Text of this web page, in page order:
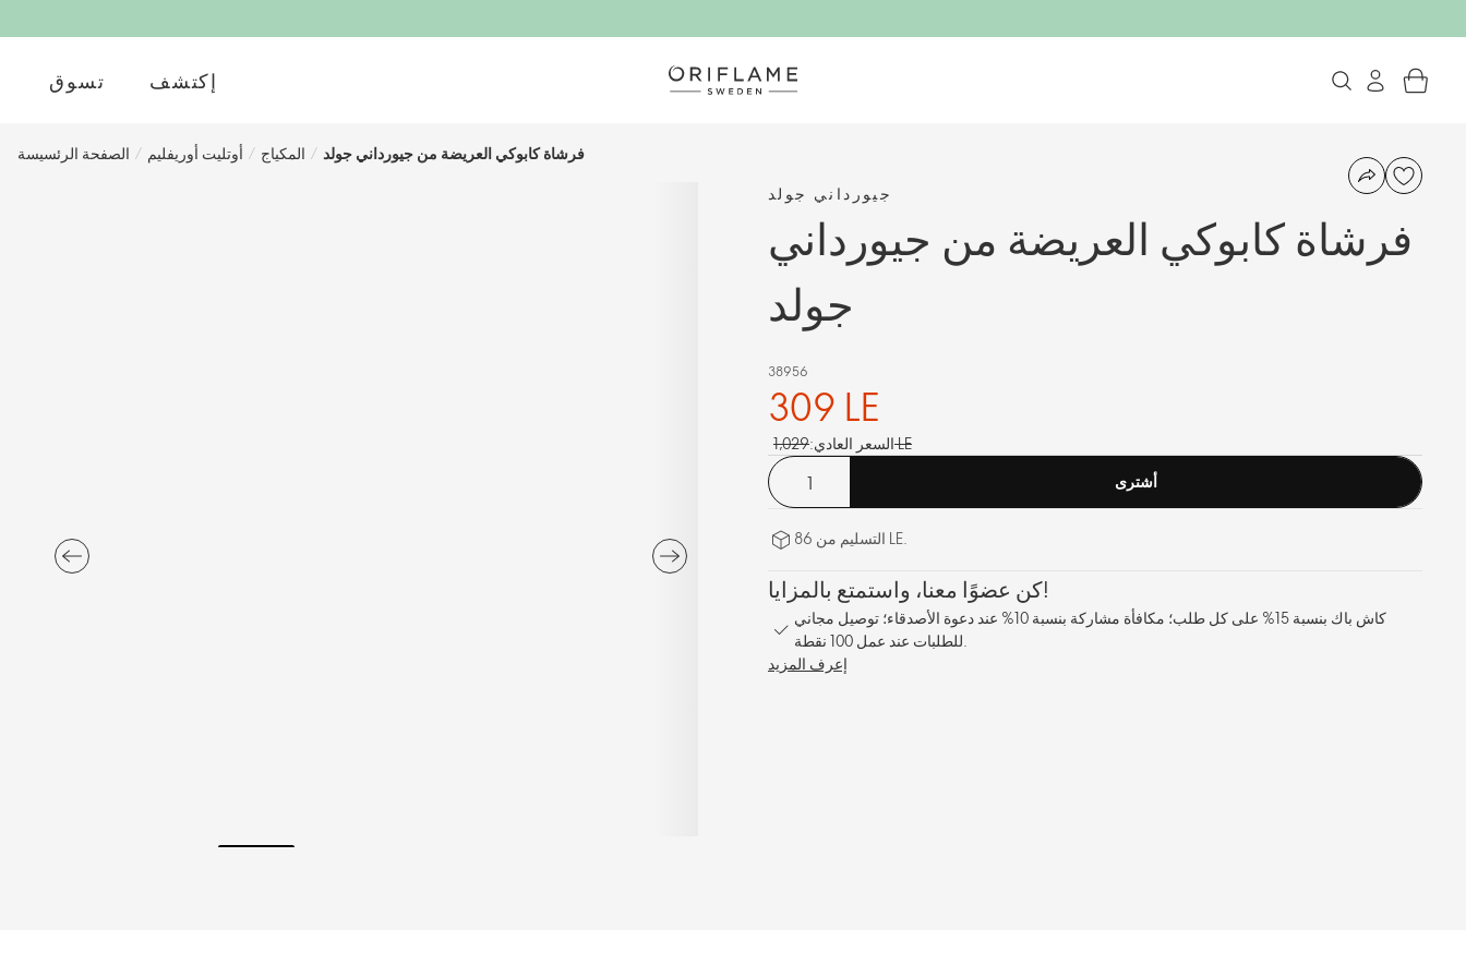
تسوق إكتشف
الصفحة الرئسيسة / أوتليت أوريفليم / المكياج / فرشاة كابوكي العريضة من جيورداني جولد
جيورداني جولد
فرشاة كابوكي العريضة من جيورداني
جولد
38956
309 LE
السعر العادي:1,029 LE
أشترى
التسليم من 86 LE.
كن عضوًا معنا، واستمتع بالمزايا!
كاش باك بنسبة 15% على كل طلب؛ مكافأة مشاركة بنسبة 10% عند دعوة الأصدقاء؛ توصيل مجاني
للطلبات عند عمل 100 نقطة.
إعرف المزيد